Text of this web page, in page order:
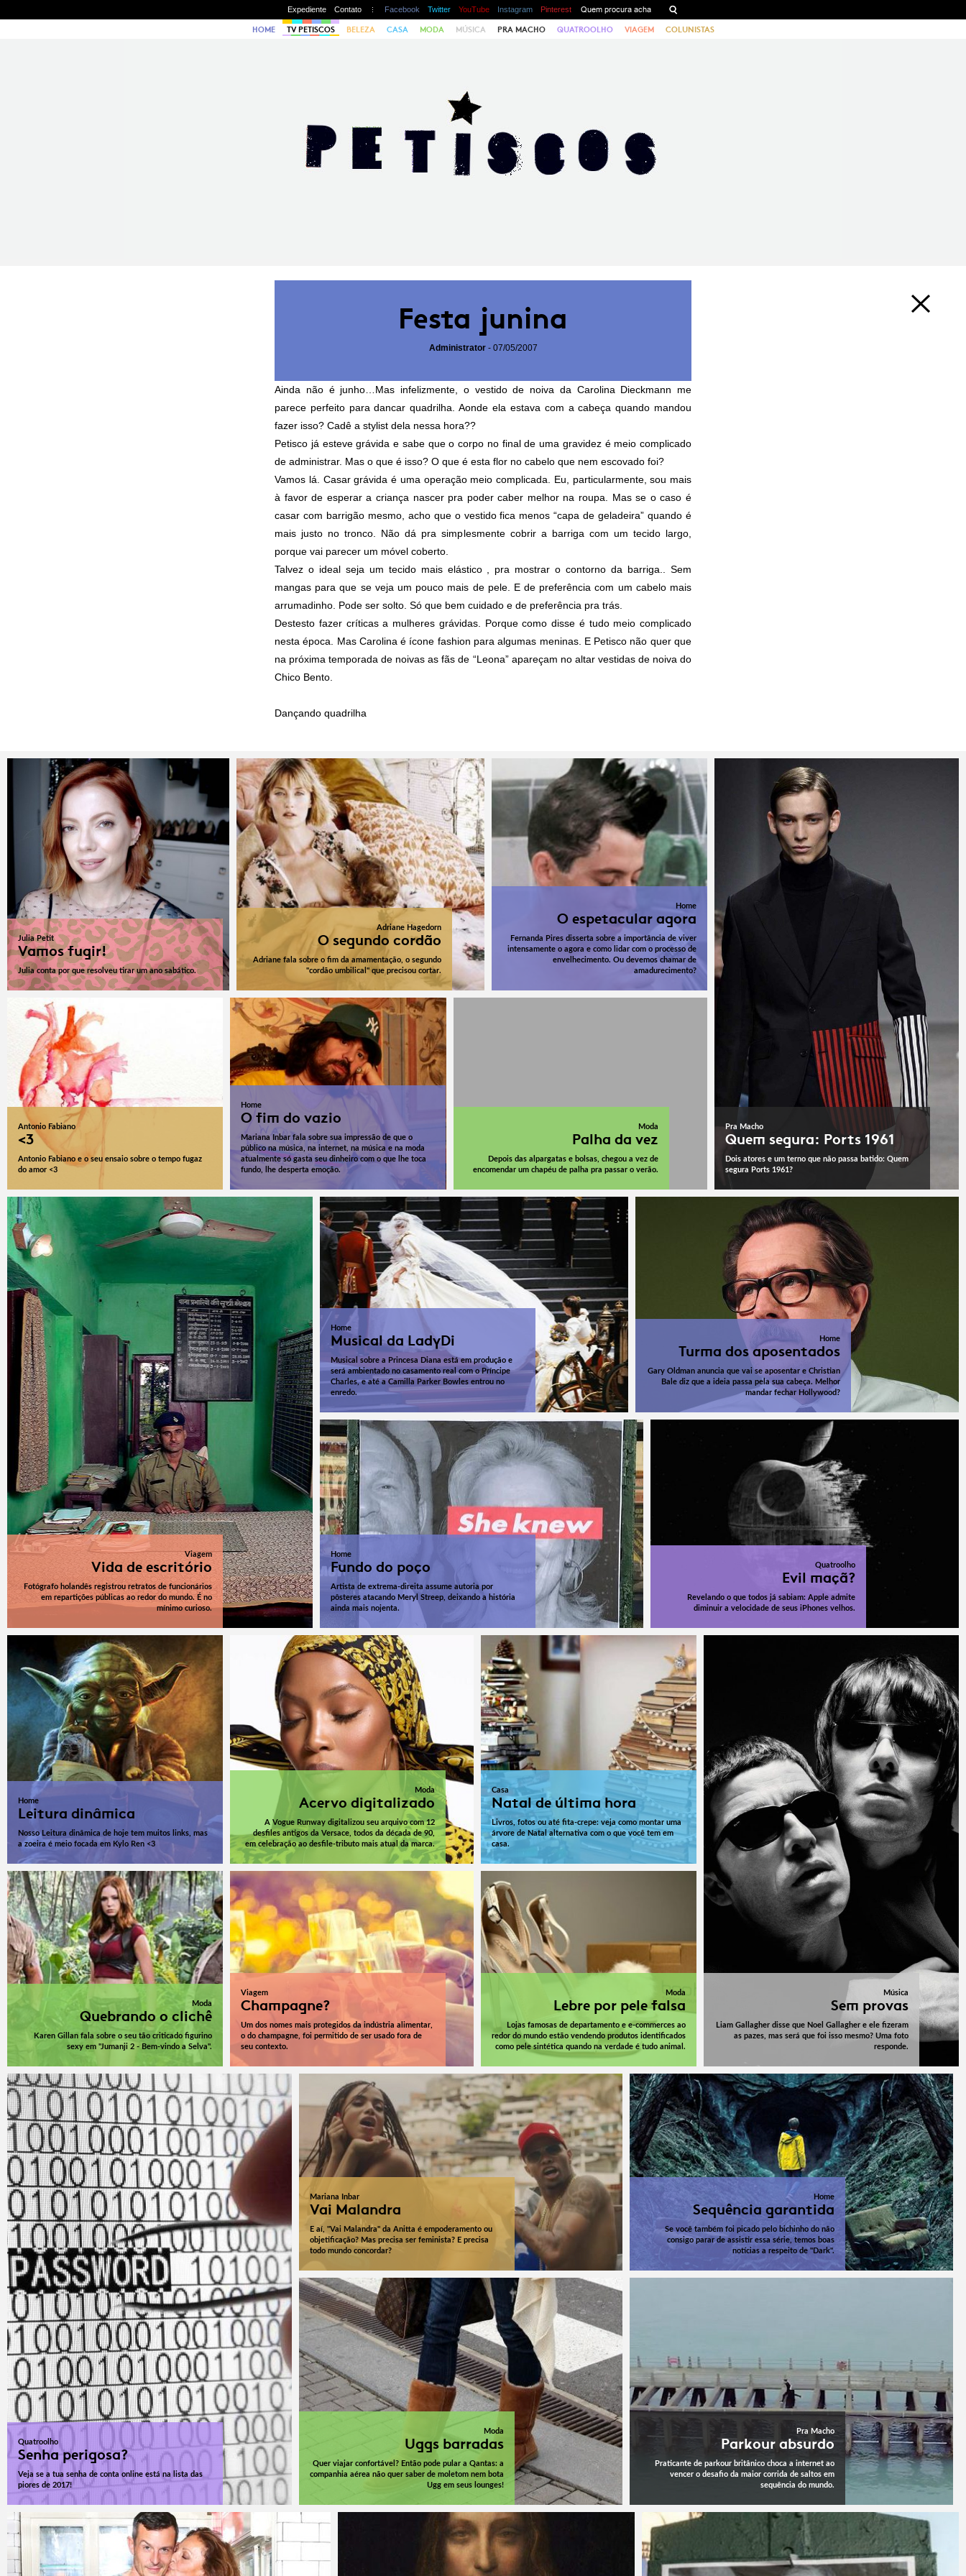
Expediente Contato Facebook Twitter YouTube Instagram Pinterest
HOME TV PETISCOS BELEZA CASA MODA MÚSICA PRA MACHO QUATROOLHO VIAGEM COLUNISTAS
Festa junina
Administrator- 07/05/2007
Ainda não é junho…Mas infelizmente, o vestido de noiva da Carolina Dieckmann me
parece perfeito para dancar quadrilha. Aonde ela estava com a cabeça quando mandou
fazer isso? Cadê a stylist dela nessa hora??
Petisco já esteve grávida e sabe que o corpo no final de uma gravidez é meio complicado
de administrar. Mas o que é isso? O que é esta flor no cabelo que nem escovado foi?
Vamos lá. Casar grávida é uma operação meio complicada. Eu, particularmente, sou mais
à favor de esperar a criança nascer pra poder caber melhor na roupa. Mas se o caso é
casar com barrigão mesmo, acho que o vestido fica menos “capa de geladeira” quando é
mais justo no tronco. Não dá pra simplesmente cobrir a barriga com um tecido largo,
porque vai parecer um móvel coberto.
Talvez o ideal seja um tecido mais elástico , pra mostrar o contorno da barriga.. Sem
mangas para que se veja um pouco mais de pele. E de preferência com um cabelo mais
arrumadinho. Pode ser solto. Só que bem cuidado e de preferência pra trás.
Destesto fazer críticas a mulheres grávidas. Porque como disse é tudo meio complicado
nesta época. Mas Carolina é ícone fashion para algumas meninas. E Petisco não quer que
na próxima temporada de noivas as fãs de “Leona” apareçam no altar vestidas de noiva do
Chico Bento.
Dançando quadrilha
Julia Petit
Vamos fugir!
Julia conta por que resolveu tirar um ano sabático.
Adriane Hagedorn
O segundo cordão
Adriane fala sobre o fim da amamentação, o segundo
"cordão umbilical" que precisou cortar.
Home
O espetacular agora
Fernanda Pires disserta sobre a importância de viver
intensamente o agora e como lidar com o processo de
envelhecimento. Ou devemos chamar de
amadurecimento?
Antonio Fabiano
<3
Antonio Fabiano e o seu ensaio sobre o tempo fugaz
do amor <3
Home
O fim do vazio
Mariana Inbar fala sobre sua impressão de que o
público na música, na internet, na música e na moda
atualmente só gasta seu dinheiro com o que lhe toca
fundo, lhe desperta emoção.
Moda
Palha da vez
Depois das alpargatas e bolsas, chegou a vez de
encomendar um chapéu de palha pra passar o verão.
Pra Macho
Quem segura: Ports 1961
Dois atores e um terno que não passa batido: Quem
segura Ports 1961?
Home
Musical da LadyDi
Musical sobre a Princesa Diana está em produção e
será ambientado no casamento real com o Príncipe
Charles, e até a Camilla Parker Bowles entrou no
enredo.
Home
Turma dos aposentados
Gary Oldman anuncia que vai se aposentar e Christian
Bale diz que a ideia passa pela sua cabeça. Melhor
mandar fechar Hollywood?
Home
Fundo do poço
Artista de extrema-direita assume autoria por
pôsteres atacando Meryl Streep, deixando a história
ainda mais nojenta.
Quatroolho
Evil maçã?
Revelando o que todos já sabiam: Apple admite
diminuir a velocidade de seus iPhones velhos.
Viagem
Vida de escritório
Fotógrafo holandês registrou retratos de funcionários
em repartições públicas ao redor do mundo. É no
mínimo curioso.
Home
Leitura dinâmica
Nosso Leitura dinâmica de hoje tem muitos links, mas
a zoeira é meio focada em Kylo Ren <3
Moda
Acervo digitalizado
A Vogue Runway digitalizou seu arquivo com 12
desfiles antigos da Versace, todos da década de 90,
em celebração ao desfile-tributo mais atual da marca.
Casa
Natal de última hora
Livros, fotos ou até fita-crepe: veja como montar uma
árvore de Natal alternativa com o que você tem em
casa.
Moda
Quebrando o clichê
Karen Gillan fala sobre o seu tão criticado figurino
sexy em "Jumanji 2 - Bem-vindo a Selva".
Viagem
Champagne?
Um dos nomes mais protegidos da indústria alimentar,
o do champagne, foi permitido de ser usado fora de
seu contexto.
Moda
Lebre por pele falsa
Lojas famosas de departamento e e-commerces ao
redor do mundo estão vendendo produtos identificados
como pele sintética quando na verdade é tudo animal.
Música
Sem provas
Liam Gallagher disse que Noel Gallagher e ele fizeram
as pazes, mas será que foi isso mesmo? Uma foto
responde.
Mariana Inbar
Vai Malandra
E aí, "Vai Malandra" da Anitta é empoderamento ou
objetificação? Mas precisa ser feminista? E precisa
todo mundo concordar?
Home
Sequência garantida
Se você também foi picado pelo bichinho do não
consigo parar de assistir essa série, temos boas
notícias a respeito de "Dark".
Moda
Uggs barradas
Quer viajar confortável? Então pode pular a Qantas: a
companhia aérea não quer saber de moletom nem bota
Ugg em seus lounges!
Pra Macho
Parkour absurdo
Praticante de parkour britânico choca a internet ao
vencer o desafio da maior corrida de saltos em
sequência do mundo.
Quatroolho
Senha perigosa?
Veja se a tua senha de conta online está na lista das
piores de 2017!